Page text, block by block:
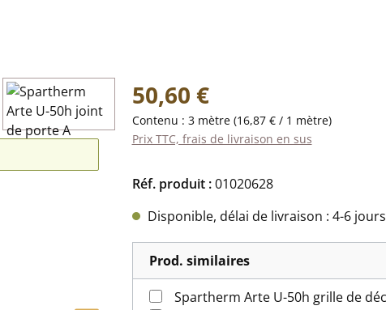
Prix régulier :
50,60 €
Contenu : 3 mètre (16,87 € / 1 mètre)
Prix TTC, frais de livraison en sus
Réf. produit :01020628
Disponible, délai de livraison : 4-6 jours
Prod. similaires